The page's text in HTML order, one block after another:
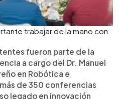
trabajar de la mano con
fueron parte de la
a cargo del Dr. Manuel
en Robótica e
de 350 conferencias
legado en innovación